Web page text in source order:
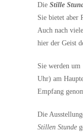
Die Stille
Sie bietet aber
Auch nach
hier der Geist
Sie werden
Uhr) am
Empfang
Die
Stillen Stunde